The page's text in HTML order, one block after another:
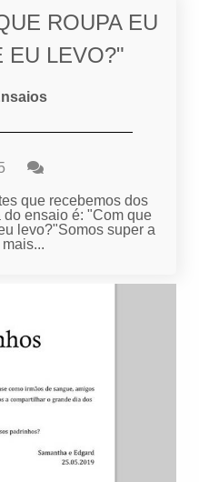
ROUPA EU
EU LEVO?"
que recebemos dos
ensaio é: "Com que
levo?"Somos super a